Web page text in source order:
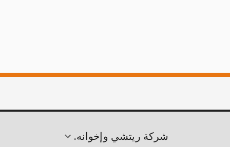
شركة ريتشي وإخوانه.